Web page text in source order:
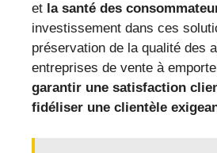
et la santé des
investissement dans ces
préservation de la qualité des
entreprises de vente à
garantir une satisfaction
fidéliser une clientèle